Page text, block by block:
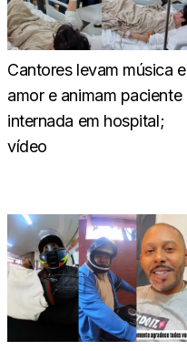
Cantores levam música e
amor e animam paciente
internada em hospital;
vídeo